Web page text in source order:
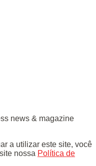
news & magazine
a utilizar este site, você
nossa Política de